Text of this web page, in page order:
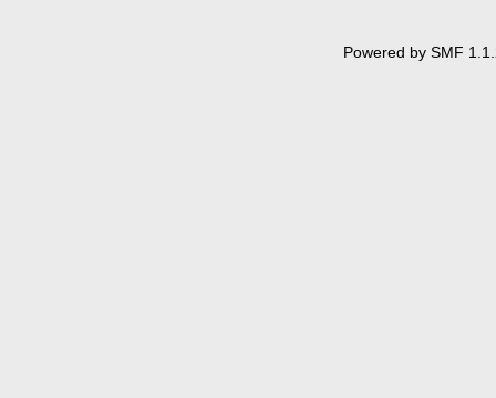
Powered by SMF